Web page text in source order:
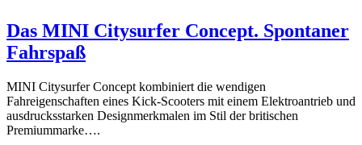
Das MINI Citysurfer Concept. Spontaner
Fahrspaß
MINI Citysurfer Concept kombiniert die wendigen
Fahreigenschaften eines Kick-Scooters mit einem Elektroantrieb und
ausdrucksstarken Designmerkmalen im Stil der britischen
Premiummarke….